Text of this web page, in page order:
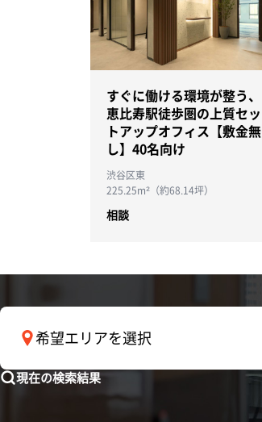
すぐに働ける環境が整う、
恵比寿駅徒歩圏の上質セッ
トアップオフィス【敷金無
し】40名向け
渋谷区東
225.25m²（約68.14坪）
相談
希望エリアを選択
現在の検索結果